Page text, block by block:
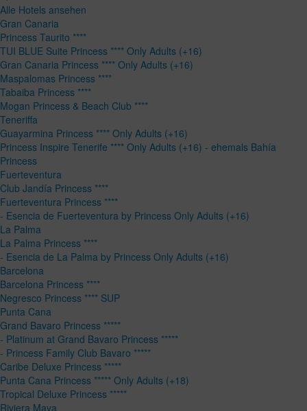
Alle Hotels ansehen
Gran Canaria
Princess Taurito ****
TUI BLUE Suite Princess **** Only Adults (+16)
Gran Canaria Princess **** Only Adults (+16)
Maspalomas Princess ****
Tabaiba Princess ****
Mogan Princess & Beach Club ****
Teneriffa
Guayarmina Princess **** Only Adults (+16)
Princess Inspire Tenerife **** Only Adults (+16) - ehemals Bahía
Princess
Fuerteventura
Club Jandía Princess ****
Fuerteventura Princess ****
- Esencia de Fuerteventura by Princess Only Adults (+16)
La Palma
La Palma Princess ****
- Esencia de La Palma by Princess Only Adults (+16)
Barcelona
Barcelona Princess ****
Negresco Princess **** SUP
Punta Cana
Grand Bavaro Princess *****
- Platinum at Grand Bavaro Princess *****
- Princess Family Club Bavaro *****
Caribe Deluxe Princess *****
Punta Cana Princess ***** Only Adults (+18)
Tropical Deluxe Princess *****
Riviera Maya